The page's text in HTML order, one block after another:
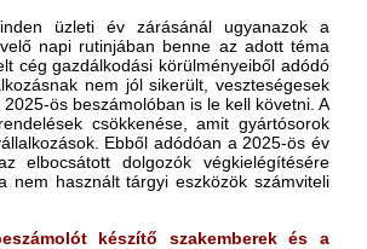
üzleti év zárásánál ugyanazok a
napi rutinjában benne az adott téma
cég gazdálkodási körülményeiből adódó
nem jól sikerült, veszteségesek
ös beszámolóban is le kell követni. A
csökkenése, amit gyártósorok
Ebből adódóan a 2025-ös év
elbocsátott dolgozók végkielégítésére
nem használt tárgyi eszközök számviteli
készítő szakemberek és a